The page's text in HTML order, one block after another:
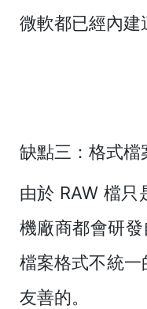
微軟都已經內建
缺點三：格式檔
由於 RAW 檔只
機廠商都會研
檔案格式不統
友善的。